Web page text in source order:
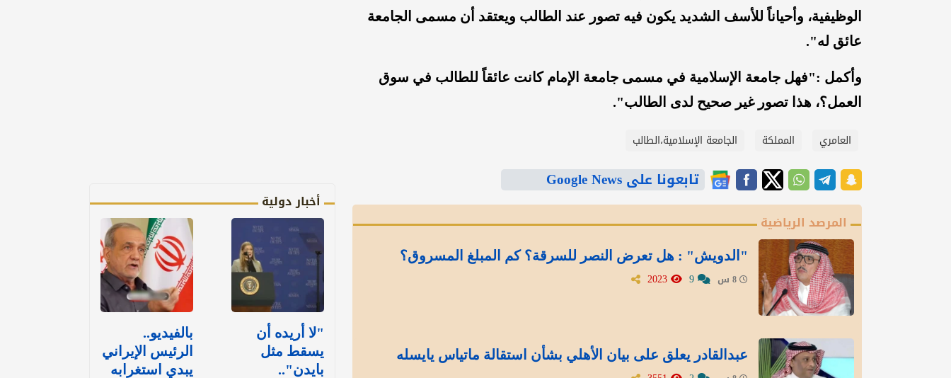
الوظيفية، وأحياناً للأسف الشديد يكون فيه تصور عند الطالب ويعتقد أن مسمى الجامعة
عائق له".
وأكمل :"فهل جامعة الإسلامية في مسمى جامعة الإمام كانت عائقاً للطالب في سوق
العمل؟، هذا تصور غير صحيح لدى الطالب".
العامري المملكة الجامعة الإسلامية،الطالب
تابعونا على Google News
المرصد الرياضية
"الدويش" : هل تعرض النصر للسرقة؟ كم المبلغ المسروق؟
عبدالقادر يعلق على بيان الأهلي بشأن استقالة ماتياس يايسله
أخبار دولية
"لا أريده أن
يسقط مثل
بايدن"..
بالفيديو..
الرئيس الإيراني
يبدي استغرابه